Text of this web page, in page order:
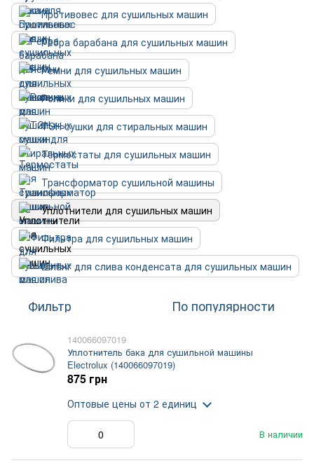
Противовес для сушильных машин
Ребра барабана для сушильных машин
Ремни для сушильных машин
Ролики для сушильных машин
ТЭН сушки для стиральных машин
Термостаты для сушильных машин
Трансформатор сушильной машины
Уплотнители для сушильных машин
Фильтра для сушильных машин
Шланг для слива конденсата для сушильных машин
Фильтр По популярности
140066097019
Уплотнитель бака для сушильной машины
Electrolux (140066097019)
В наличии
875 грн
Оптовые цены от 2 единиц